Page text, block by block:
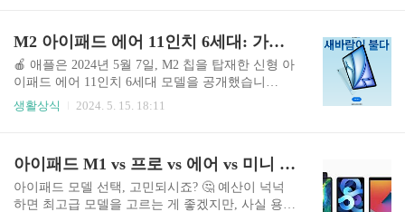
영됐으며, 아래 영상을 통해 처음부터 끝까지..
이패드의 성능 개선은 물론 AI 활용성을 높였습니
다. 😀 11인치 5세대 모델은 M4 칩 탑재로 지금까
지의 제품 중 가장 얇은 아이패드 프로입니다. 지금
부터 M4 아이패드 프로 11인치 5세대 모델을 구매
하기 전에 꼭 확인해야 할 핵심 정보를 정리해 드리
에 '렛 루스(Let ..
M2 아이패드 에어 11인치 6세대: 가격, 스펙, 사전예약 일정 총정리
🍎 애플은 2024년 5월 7일, M2 칩을 탑재한 신형 아
이패드 에어 11인치 6세대 모델을 공개했습니
다. 🥳 M2 아이패드 에어 11인치 6세대 모델은 대
습니다. 지금부터 M2 칩이 탑재된 아이패드 에어 1
1인치 6세대 모델을 구매하기 전에 꼭 확인해야 할
핵심 정보를 정리해 드립니다. M2 칩이 탑재된 아
생활상식 2024. 5. 15. 18:11
아이패드 M1 vs 프로 vs 에어 vs 미니 모델 비교 (2024)
아이패드 모델 선택, 고민되시죠? 🤔 예산이 넉넉
하면 최고급 모델을 고르는 게 좋겠지만, 사실 용도